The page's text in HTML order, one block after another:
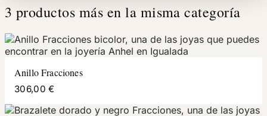
3 productos más en la misma categoría
Anillo Fracciones
306,00 €